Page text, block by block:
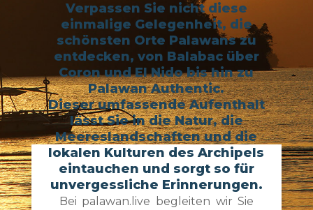
Verpassen Sie nicht diese
einmalige Gelegenheit, die
schönsten Orte Palawans zu
entdecken, von Balabac über
Coron und El Nido bis hin zu
Palawan Authentic.
Dieser umfassende Aufenthalt
lässt Sie in die Natur, die
Meereslandschaften und die
lokalen Kulturen des Archipels
eintauchen und sorgt so für
unvergessliche Erinnerungen.
Bei palawan.live begleiten wir Sie